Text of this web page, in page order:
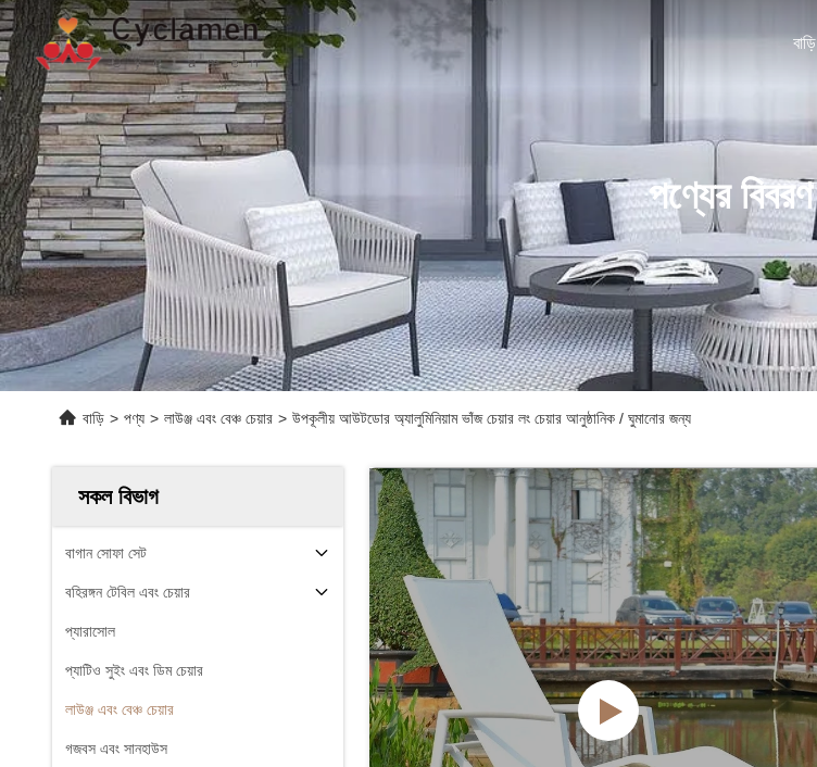
বাড়ি
পণ্যের বিবরণ
বাড়ি > পণ্য > লাউঞ্জ এবং বেঞ্চ চেয়ার > উপকূলীয় আউটডোর অ্যালুমিনিয়াম ভাঁজ চেয়ার লং চেয়ার আনুষ্ঠানিক / ঘুমানোর জন্য
সকল বিভাগ
বাগান সোফা সেট
বহিরঙ্গন টেবিল এবং চেয়ার
প্যারাসোল
প্যাটিও সুইং এবং ডিম চেয়ার
লাউঞ্জ এবং বেঞ্চ চেয়ার
গজবস এবং সানহাউস